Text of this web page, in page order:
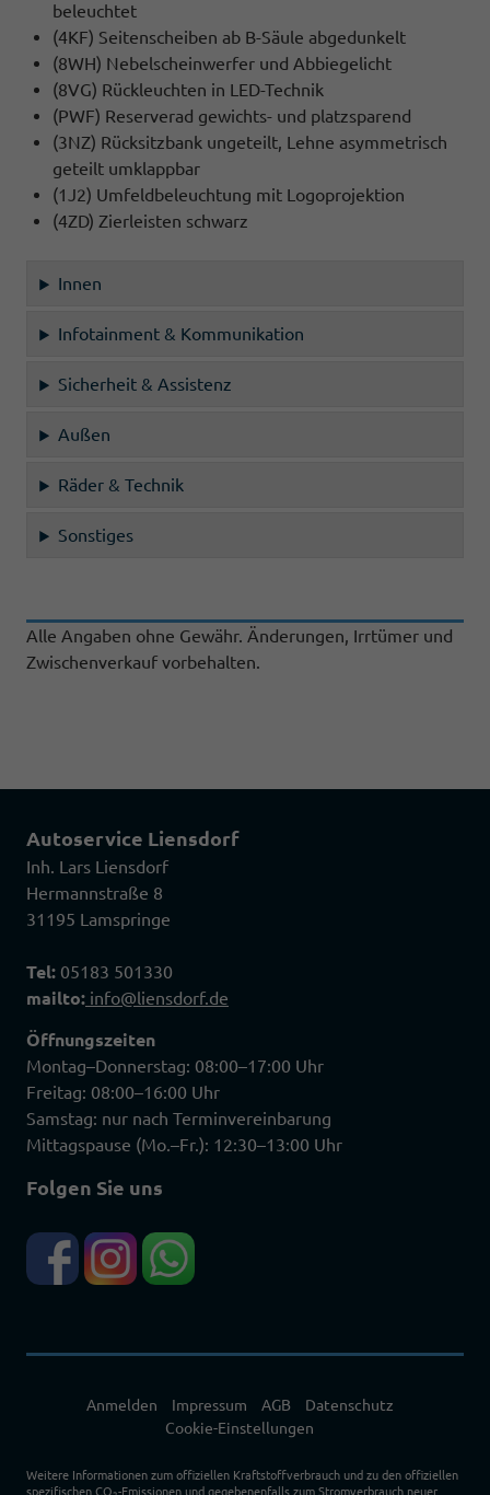
beleuchtet
(4KF) Seitenscheiben ab B-Säule abgedunkelt
(8WH) Nebelscheinwerfer und Abbiegelicht
(8VG) Rückleuchten in LED-Technik
(PWF) Reserverad gewichts- und platzsparend
(3NZ) Rücksitzbank ungeteilt, Lehne asymmetrisch
geteilt umklappbar
(1J2) Umfeldbeleuchtung mit Logoprojektion
(4ZD) Zierleisten schwarz
Innen
Infotainment & Kommunikation
Sicherheit & Assistenz
Außen
Räder & Technik
Sonstiges
Alle Angaben ohne Gewähr. Änderungen, Irrtümer und
Zwischenverkauf vorbehalten.
Autoservice Liensdorf
Inh. Lars Liensdorf
Hermannstraße 8
31195 Lamspringe
Tel: 05183 501330
mailto: info@liensdorf.de
Öffnungszeiten
Montag–Donnerstag: 08:00–17:00 Uhr
Freitag: 08:00–16:00 Uhr
Samstag: nur nach Terminvereinbarung
Mittagspause (Mo.–Fr.): 12:30–13:00 Uhr
Folgen Sie uns
Anmelden Impressum AGB
Datenschutz
Cookie-Einstellungen
Weitere Informationen zum offiziellen Kraftstoffverbrauch und zu den offiziellen
spezifischen CO -Emissionen und gegebenenfalls zum Stromverbrauch neuer